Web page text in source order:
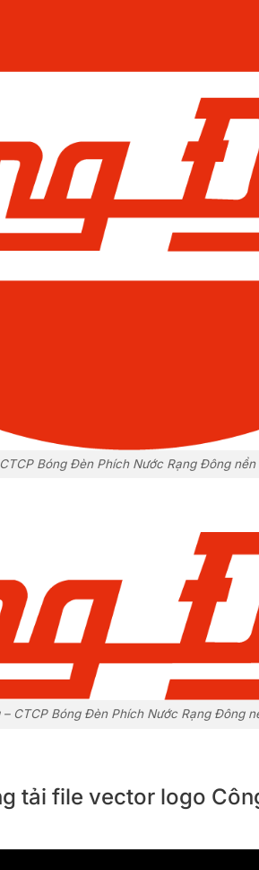
Bóng Đèn Phích Nước Rạng Đông nền
CTCP Bóng Đèn Phích Nước Rạng Đông
tải file vector logo